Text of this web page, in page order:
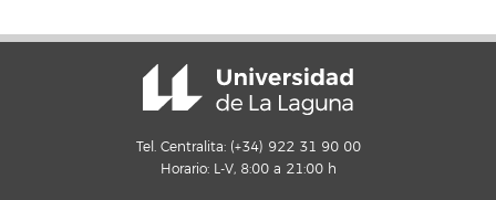
Tel. Centralita: (+34) 922 31 90 00
Horario: L-V, 8:00 a 21:00 h